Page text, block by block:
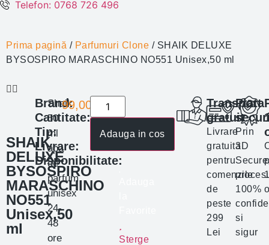
Telefon: 0768 726 496
Prima pagină / Parfumuri Clone / SHAIK DELUXE
BYSOSPIRO MARASCHINO NO551 Unisex,50 ml
SHAIK
DELUXE
BYSOSPIRO
MARASCHINO
NO551
Unisex,50
ml
Brand:
Cantitate:
Tip:
Livrare:
Disponibilitate:
Shaik
50
ml
apa
de
parfum
unisex
24-
48
ore
99,00 lei
Adauga in cos
Sterge
Transport
gratuit
Livrare
gratuita
pentru
comenzile
de
peste
299
Lei
Plata
Prin
3D
100%
si
sigur